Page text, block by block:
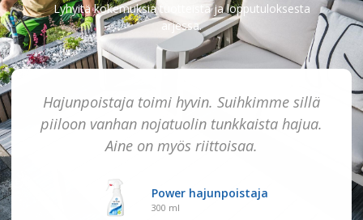
Lyhyitä kokemuksia tuotteista ja lopputuloksesta
arjessa.
Hajunpoistaja toimi hyvin. Suihkimme sillä
piiloon vanhan nojatuolin tunkkaista hajua.
Aine on myös riittoisaa.
Power hajunpoistaja
300 ml